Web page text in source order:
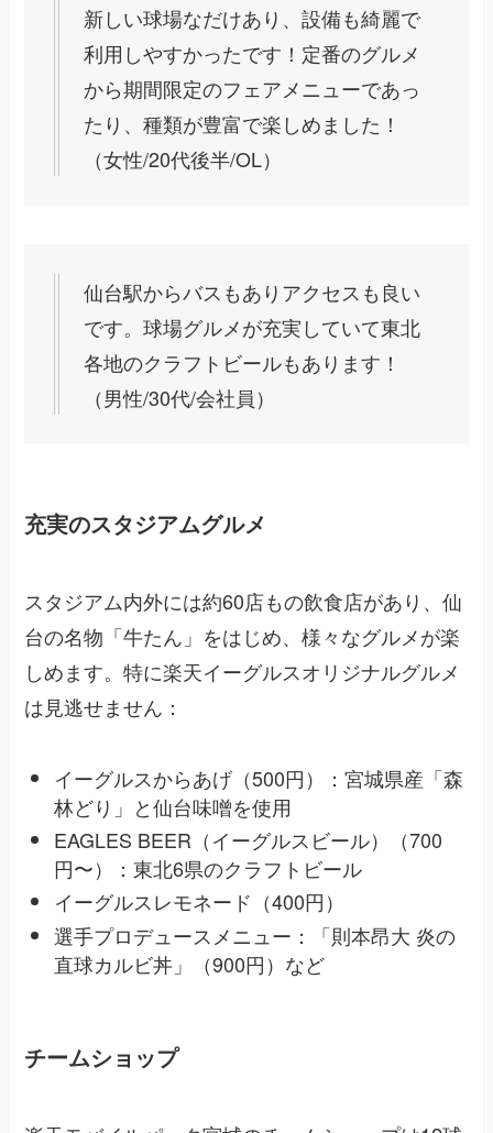
新しい球場なだけあり、設備も綺麗で
利用しやすかったです！定番のグルメ
から期間限定のフェアメニューであっ
たり、種類が豊富で楽しめました！
（女性/20代後半/OL）
仙台駅からバスもありアクセスも良い
です。球場グルメが充実していて東北
各地のクラフトビールもあります！
（男性/30代/会社員）
充実のスタジアムグルメ
スタジアム内外には約60店もの飲食店があり、仙
台の名物「牛たん」をはじめ、様々なグルメが楽
しめます。特に楽天イーグルスオリジナルグルメ
は見逃せません：
イーグルスからあげ（500円）：宮城県産「森
林どり」と仙台味噌を使用
EAGLES BEER（イーグルスビール）（700
円〜）：東北6県のクラフトビール
イーグルスレモネード（400円）
選手プロデュースメニュー：「則本昂大 炎の
直球カルビ丼」（900円）など
チームショップ